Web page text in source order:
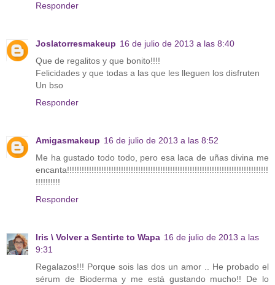
Responder
Joslatorresmakeup 16 de julio de 2013 a las 8:40
Que de regalitos y que bonito!!!!
Felicidades y que todas a las que les lleguen los disfruten
Un bso
Responder
Amigasmakeup 16 de julio de 2013 a las 8:52
Me ha gustado todo todo, pero esa laca de uñas divina me
encanta!!!!!!!!!!!!!!!!!!!!!!!!!!!!!!!!!!!!!!!!!!!!!!!!!!!!!!!!!!!!!!!!!!!!!!!!!!!!!!!!!!
!!!!!!!!!!
Responder
Iris \ Volver a Sentirte to Wapa 16 de julio de 2013 a las
9:31
Regalazos!!! Porque sois las dos un amor .. He probado el
sérum de Bioderma y me está gustando mucho!! De lo